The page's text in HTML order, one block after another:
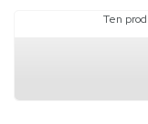
Ten